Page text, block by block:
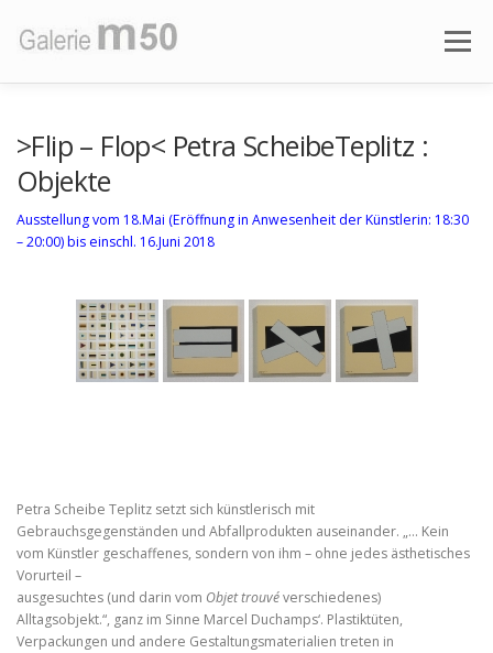
Inhalt
springen
Menü
>Flip – Flop< Petra ScheibeTeplitz :
Objekte
Ausstellung vom 18.Mai (Eröffnung in Anwesenheit der Künstlerin: 18:30
– 20:00) bis einschl. 16.Juni 2018
Petra Scheibe Teplitz setzt sich künstlerisch mit
Gebrauchsgegenständen und Abfallprodukten auseinander. „… Kein
vom Künstler geschaffenes, sondern von ihm – ohne jedes ästhetisches
Vorurteil –
ausgesuchtes (und darin vom Objet trouvéverschiedenes)
Alltagsobjekt.“, ganz im Sinne Marcel Duchamps‘. Plastiktüten,
Verpackungen und andere Gestaltungsmaterialien treten in